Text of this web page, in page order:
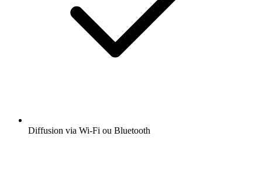
Diffusion via Wi-Fi ou Bluetooth